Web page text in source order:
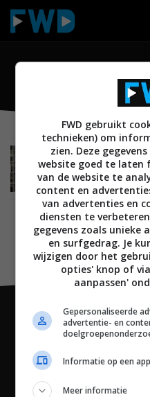
INTERVIEW MUSIC
S&Sseeing: ‘Mr.
vintage hifi
FWD gebruikt
technieken) om
zien. Deze
website goed te laten
van de website te
content en
van advertenties en
diensten te
gegevens zoals unieke
en surfgedrag. Je
wijzigen door het
opties' knop of
aanpassen'
Gepersonaliseerde
advertentie- en
Informatie op een
Meer informatie